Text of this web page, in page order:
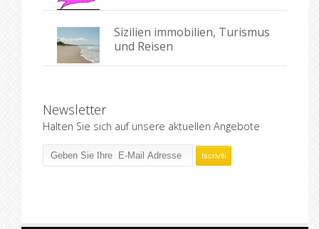
Sizilien immobilien, Turismus
und Reisen
Newsletter
Halten Sie sich auf unsere aktuellen Angebote